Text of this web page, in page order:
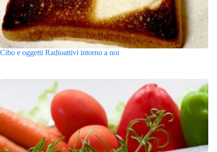
Cibo e oggetti Radioattivi intorno a noi